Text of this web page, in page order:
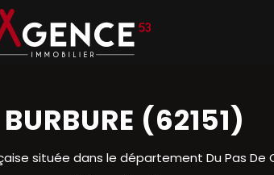
(62151)
située dans le département Du Pas